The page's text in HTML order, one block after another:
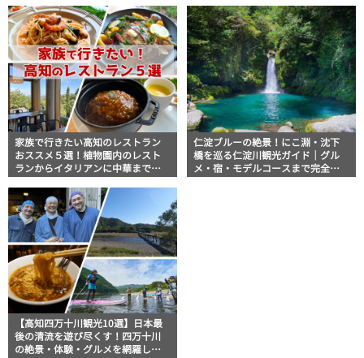
家族で行きたい高知のレストラン
おススメ５選！植物園内のレスト
ランからイタリアンに中華まで楽
仁淀ブルーの絶景！にこ淵・沈下
橋を巡る仁淀川観光ガイド｜グル
メ・宿・モデルコースまで完全網
【高知四万十川観光10選】日本最
後の清流を遊び尽くす！四万十川
の絶景・体験・グルメを網羅した